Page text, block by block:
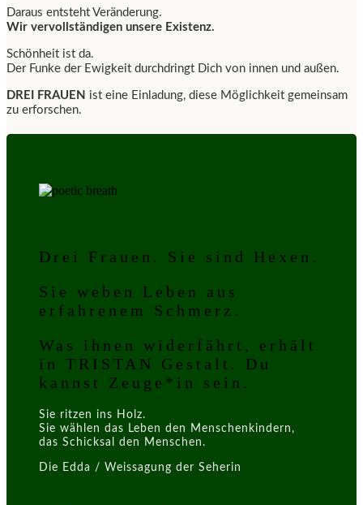
Daraus entsteht Veränderung.
Wir vervollständigen unsere Existenz.
Schönheit ist da.
Der Funke der Ewigkeit durchdringt Dich von innen und außen.
DREI FRAUEN ist eine Einladung, diese Möglichkeit gemeinsam
zu erforschen.
Drei Frauen. Sie sind Hexen.
Sie weben Leben aus
erfahrenem Schmerz.
Was ihnen widerfährt, erhält
in TRISTAN Gestalt. Du
kannst Zeuge*in sein.
Sie ritzen ins Holz.
Sie wählen das Leben den Menschenkindern,
das Schicksal den Menschen.
Die Edda / Weissagung der Seherin